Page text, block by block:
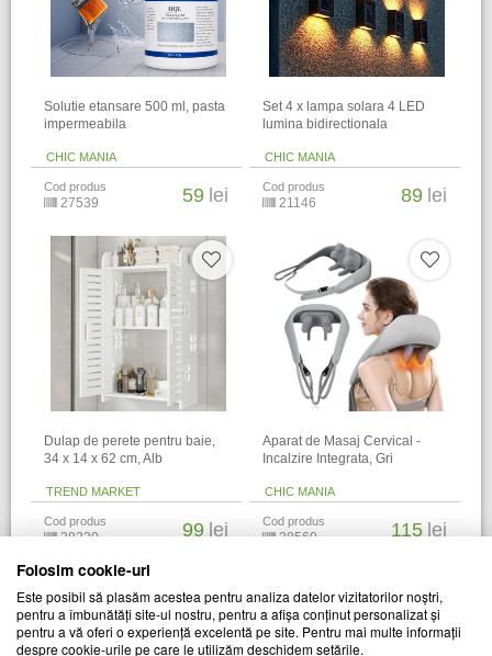
Solutie etansare 500 ml, pasta
impermeabila
CHIC MANIA
Cod produs
27539 59 lei
Set 4 x lampa solara 4 LED
lumina bidirectionala
CHIC MANIA
Cod produs
21146 89 lei
Dulap de perete pentru baie,
34 x 14 x 62 cm​, Alb
TREND MARKET
Cod produs
28320 99 lei
Aparat de Masaj Cervical -
Incalzire Integrata, Gri
CHIC MANIA
Cod produs
28560 115 lei
Alti clienti au vizitat si
Folosim cookie-uri
Este posibil să plasăm acestea pentru analiza datelor vizitatorilor noștri,
pentru a îmbunătăți site-ul nostru, pentru a afișa conținut personalizat și
pentru a vă oferi o experiență excelentă pe site. Pentru mai multe informații
despre cookie-urile pe care le utilizăm deschidem setările.